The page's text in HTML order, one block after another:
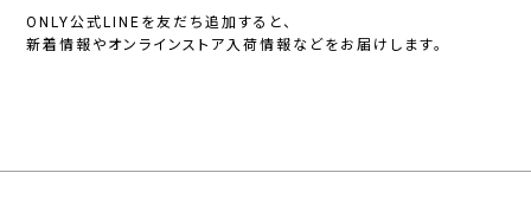
ONLY公式LINEを友だち追加すると、
新着情報やオンラインストア入荷情報などをお届けします。